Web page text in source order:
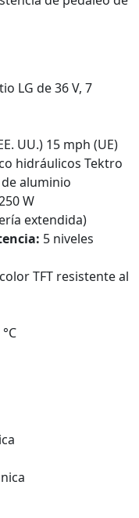
LG de 36 V, 7
UU.) 15 mph (UE)
hidráulicos Tektro
aluminio
W
extendida)
5 niveles
TFT resistente al